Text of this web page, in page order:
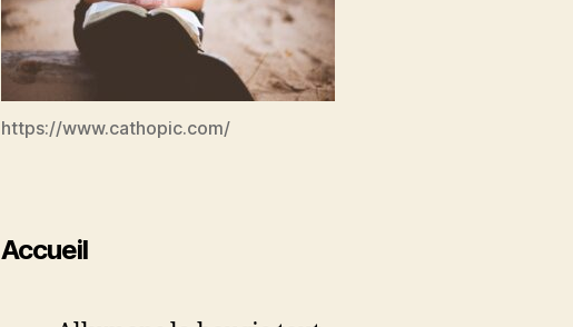
https://www.cathopic.com/
Accueil